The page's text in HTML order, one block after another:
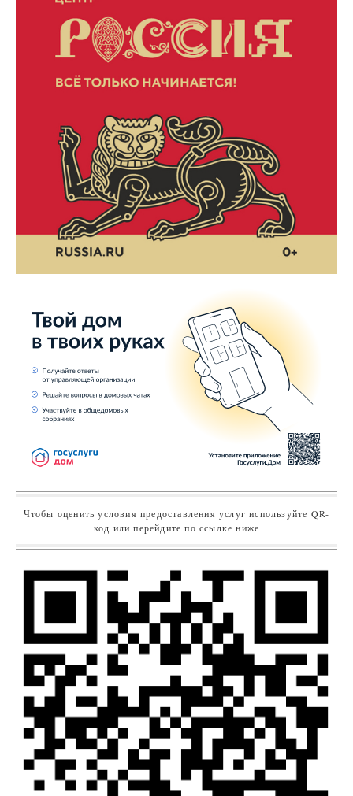
Чтобы оценить условия предоставления услуг используйте QR-
код или перейдите по ссылке ниже